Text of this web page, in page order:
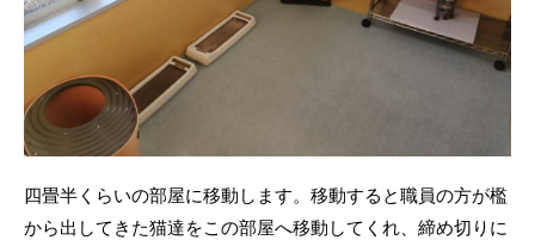
四畳半くらいの部屋に移動します。移動すると職員の方が檻
から出してきた猫達をこの部屋へ移動してくれ、締め切りに